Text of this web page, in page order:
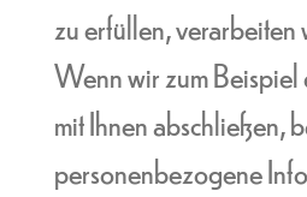
zu erfüllen, verarbeiten
Wenn wir zum
mit Ihnen abschließen,
personenbezogene